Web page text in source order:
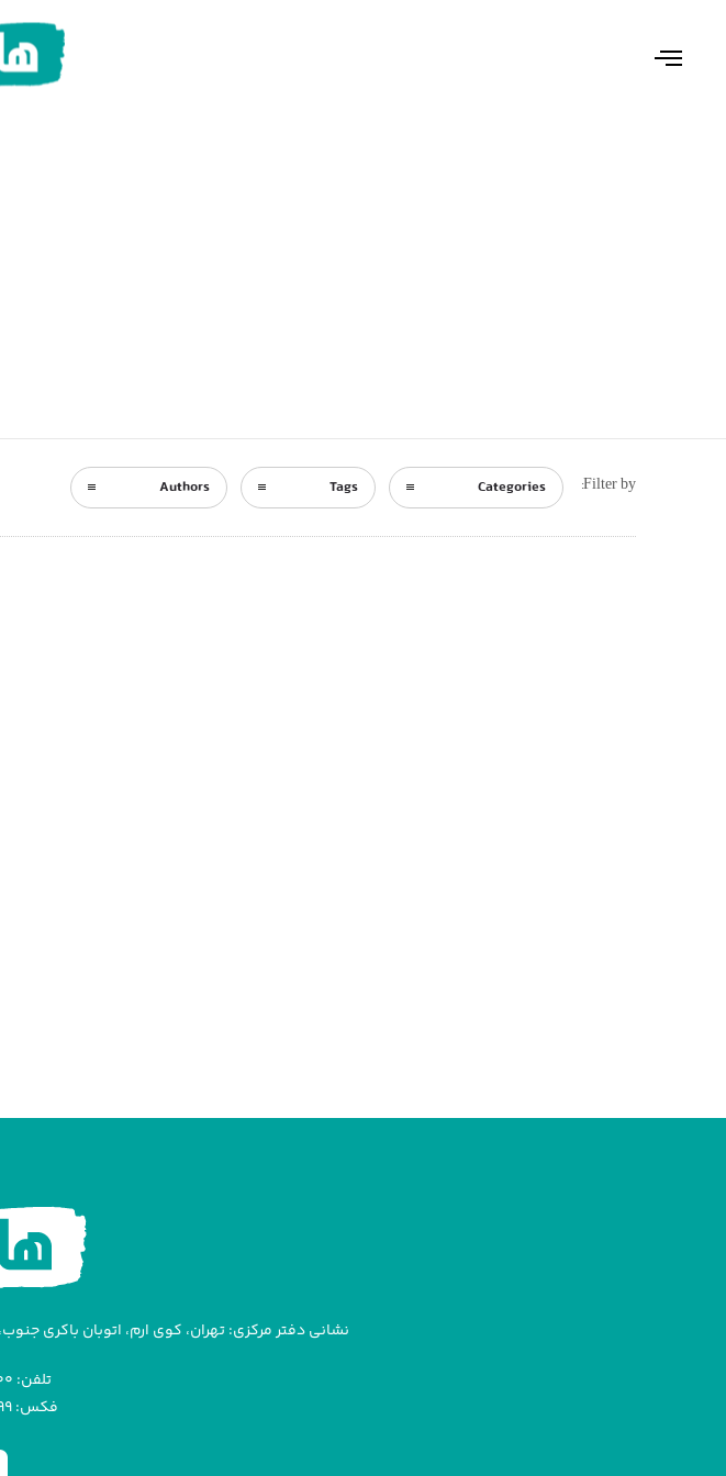
Filter by:
Categories
Tags
Authors
نشانی دفتر مرکزی: تهران، کوی ارم، اتوبان باکری
تلفن: ۰۲۱۴۷۱۹۰۰۰۰
فکس: ۰۲۱۴۴۳۶۰۸۹۹